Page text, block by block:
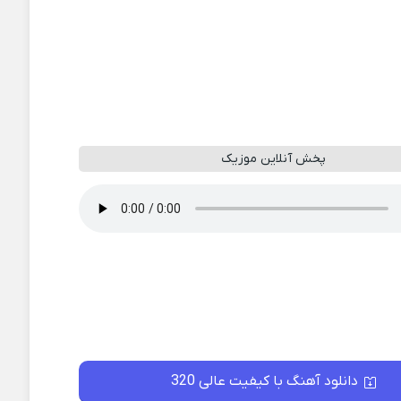
پخش آنلاین موزیک
دانلود آهنگ با کیفیت عالی 320